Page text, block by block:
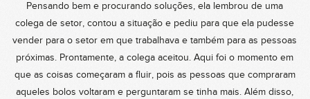
Pensando bem e procurando soluções, ela lembrou de uma
colega de setor, contou a situação e pediu para que ela pudesse
vender para o setor em que trabalhava e também para as pessoas
próximas. Prontamente, a colega aceitou. Aqui foi o momento em
que as coisas começaram a fluir, pois as pessoas que compraram
aqueles bolos voltaram e perguntaram se tinha mais. Além disso,